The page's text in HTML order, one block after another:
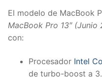
El modelo de MacBook
MacBook Pro 13″
con:
Procesador Intel
de turbo-boost a